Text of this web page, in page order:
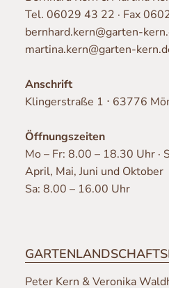
Tel. 06029 43 22 · Fax
bernhard.kern@garten-
martina.kern@garten-
Anschrift
Klingerstraße 1 ⋅ 63776
Öffnungszeiten
Mo – Fr: 8.00 – 18.30 Uhr ·
April, Mai, Juni und Oktober
Sa: 8.00 – 16.00 Uhr
Peter Kern & Veronika